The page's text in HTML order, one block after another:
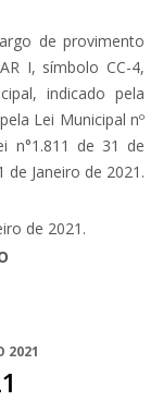
de provimento
I, símbolo CC-4,
indicado pela
Lei Municipal nº
n°1.811 de 31 de
Janeiro de 2021.
de 2021.
2021